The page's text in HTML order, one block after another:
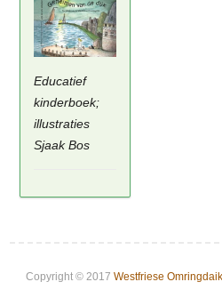
Educatief
kinderboek;
illustraties
Sjaak Bos
Copyright © 2017 Westfriese